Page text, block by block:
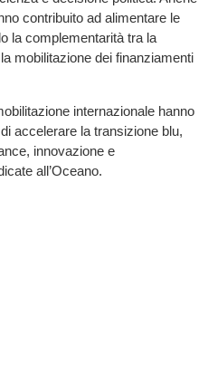
contribuito ad alimentare le
la complementarità tra la
mobilitazione dei finanziamenti
internazionale hanno
accelerare la transizione blu,
innovazione e
all’Oceano.